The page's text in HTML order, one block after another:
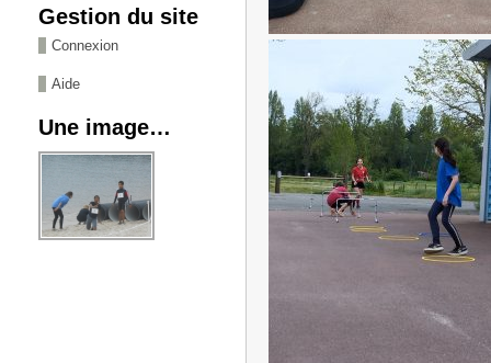
Gestion du site
Connexion
Aide
Une image…